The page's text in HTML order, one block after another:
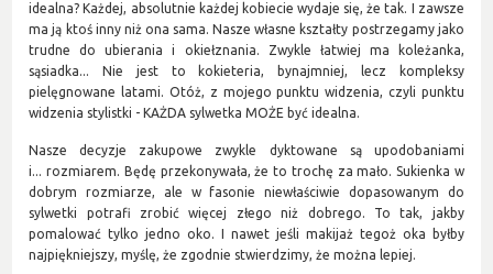
idealna? Każdej, absolutnie każdej kobiecie wydaje się, że tak. I zawsze
ma ją ktoś inny niż ona sama. Nasze własne kształty postrzegamy jako
trudne do ubierania i okiełznania. Zwykle łatwiej ma koleżanka,
sąsiadka... Nie jest to kokieteria, bynajmniej, lecz kompleksy
pielęgnowane latami. Otóż, z mojego punktu widzenia, czyli punktu
widzenia stylistki - KAŻDA sylwetka MOŻE być idealna.
Nasze decyzje zakupowe zwykle dyktowane są upodobaniami
i... rozmiarem. Będę przekonywała, że to trochę za mało. Sukienka w
dobrym rozmiarze, ale w fasonie niewłaściwie dopasowanym do
sylwetki potrafi zrobić więcej złego niż dobrego. To tak, jakby
pomalować tylko jedno oko. I nawet jeśli makijaż tegoż oka byłby
najpiękniejszy, myślę, że zgodnie stwierdzimy, że można lepiej.